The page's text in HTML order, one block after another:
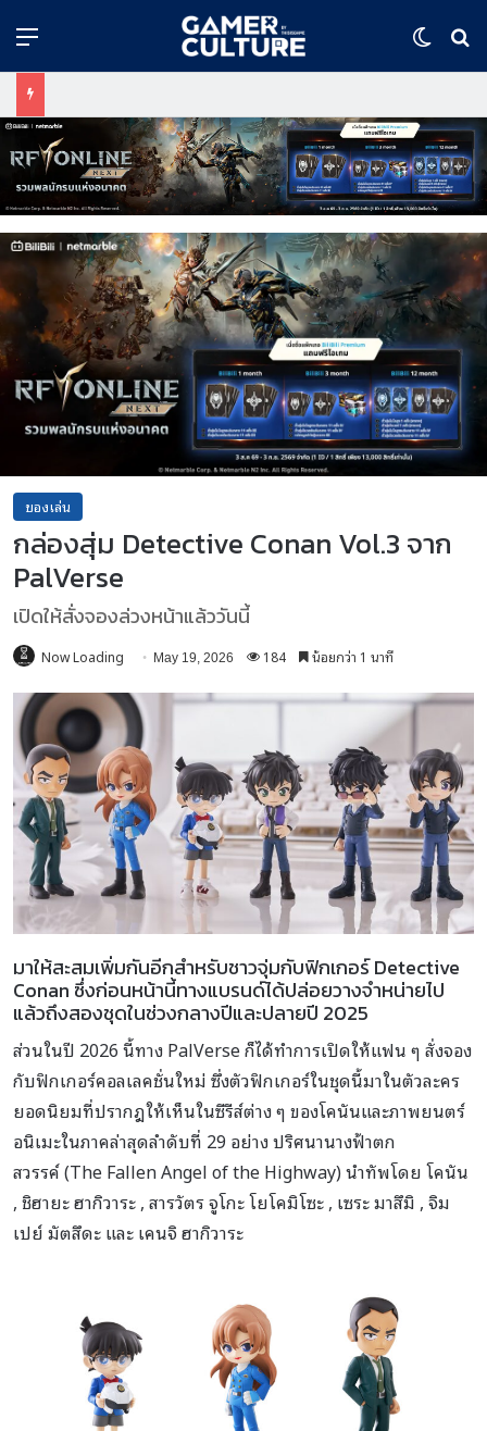
Menu
ของเล่น
กล่องสุ่ม Detective Conan Vol.3 จาก
PalVerse
เปิดให้สั่งจองล่วงหน้าแล้ววันนี้
Now Loading May 19, 2026 184 น้อยกว่า 1 นาที
มาให้สะสมเพิ่มกันอีกสำหรับชาวจุ่มกับฟิกเกอร์ Detective
Conan ซึ่งก่อนหน้านี้ทางแบรนด์ได้ปล่อยวางจำหน่ายไป
แล้วถึงสองชุดในช่วงกลางปีและปลายปี 2025
ส่วนในปี 2026 นี้ทาง PalVerse ก็ได้ทำการเปิดให้แฟน ๆ สั่งจอง
กับฟิกเกอร์คอลเลคชั่นใหม่ ซึ่งตัวฟิกเกอร์ในชุดนี้มาในตัวละคร
ยอดนิยมที่ปรากฎให้เห็นในซีรีส์ต่าง ๆ ของโคนันและภาพยนตร์
อนิเมะในภาคล่าสุดลำดับที่ 29 อย่าง ปริศนานางฟ้าตก
สวรรค์ (The Fallen Angel of the Highway) นำทัพโดย โคนัน
, ชิฮายะ ฮากิวาระ , สารวัตร จูโกะ โยโคมิโซะ , เซระ มาสึมิ , จิม
เปย์ มัตสึดะ และ เคนจิ ฮากิวาระ